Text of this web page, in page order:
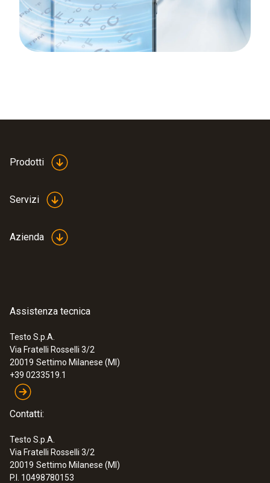
Prodotti
Servizi
Azienda
Assistenza tecnica
Testo S.p.A.
Via Fratelli Rosselli 3/2
20019 Settimo Milanese (MI)
+39 0233519.1
Contatti:
Testo S.p.A.
Via Fratelli Rosselli 3/2
20019 Settimo Milanese (MI)
P.I. 10498780153